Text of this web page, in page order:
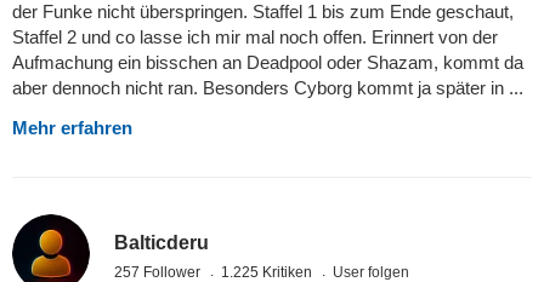
der Funke nicht überspringen. Staffel 1 bis zum Ende geschaut,
Staffel 2 und co lasse ich mir mal noch offen. Erinnert von der
Aufmachung ein bisschen an Deadpool oder Shazam, kommt da
aber dennoch nicht ran. Besonders Cyborg kommt ja später in ...
Mehr erfahren
Balticderu
257 Follower 1.225 Kritiken User folgen